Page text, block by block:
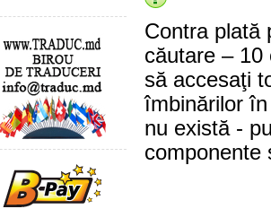
Contra plată
căutare – 10
să accesaţi
îmbinărilor
nu există -
componente